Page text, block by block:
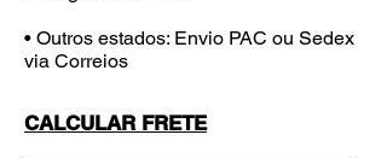
• Outros estados: Envio PAC ou Sedex
via Correios
CALCULAR FRETE